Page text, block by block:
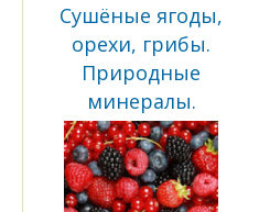
Сушёные ягоды,
орехи, грибы.
Природные
минералы.